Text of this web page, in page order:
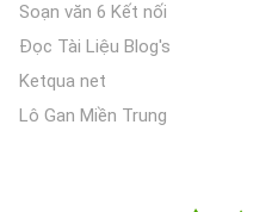
Soạn văn 6 Kết nối
Đọc Tài Liệu Blog's
Ketqua net
Lô Gan Miền Trung